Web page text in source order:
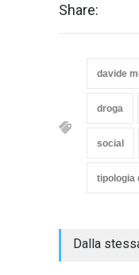
Share:
davide
droga
social
tipologia
Dalla